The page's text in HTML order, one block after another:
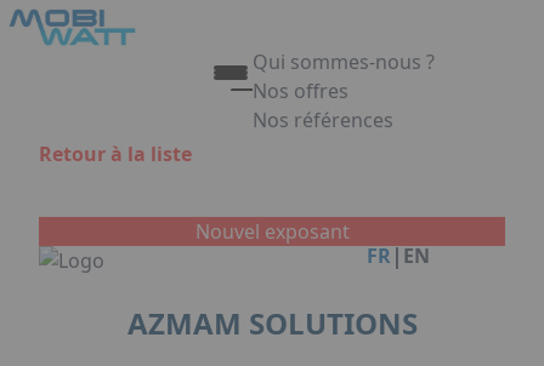
Aller au contenu principal
Qui sommes-nous ?
Nos offres
Nos références
FR|EN
Retour à la liste
Nouvel exposant
AZMAM SOLUTIONS
Panneau de gestion des cookies